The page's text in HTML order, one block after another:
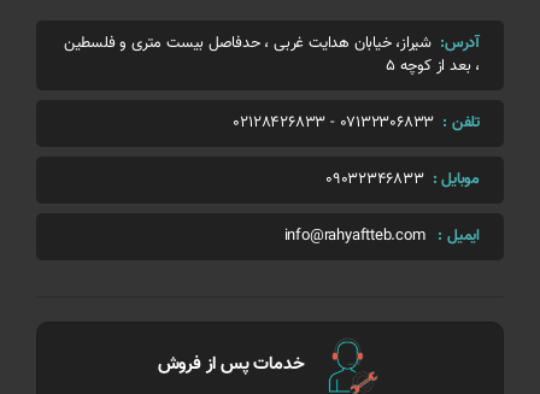
آدرس: شیراز، خیابان هدایت غربی ، حدفاصل بیست متری و فلسطین
، بعد از کوچه 5
تلفن : 07132306833
-
02128426833
موبایل : 09032346833
ایمیل : info@rahyaftteb.com
خدمات پس از فروش